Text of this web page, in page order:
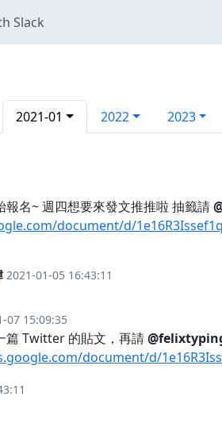
Slack
2021-01 2022 2023
報名~ 週四想要來發文推推啦 抽籤請
document/d/
2021-01-05 16:43:11
07 15:09:35
篇 Twitter 的貼文，再請
document/d/